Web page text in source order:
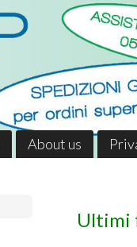
About us
Ultimi